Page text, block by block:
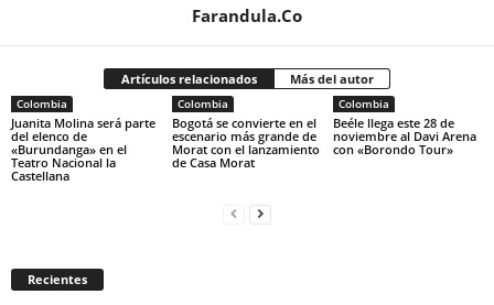
Farandula.Co
Artículos relacionados Más del autor
Colombia
Juanita Molina será parte
del elenco de
«Burundanga» en el
Teatro Nacional la
Castellana
Colombia
Bogotá se convierte en el
escenario más grande de
Morat con el lanzamiento
de Casa Morat
Colombia
Beéle llega este 28 de
noviembre al Davi Arena
con «Borondo Tour»
Recientes